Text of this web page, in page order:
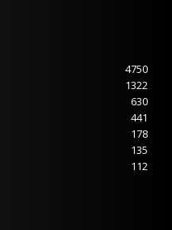
4750
1322
630
441
178
135
112